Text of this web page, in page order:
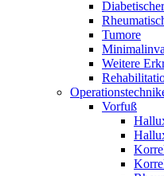
Tumore
Weitere
Vorfuß